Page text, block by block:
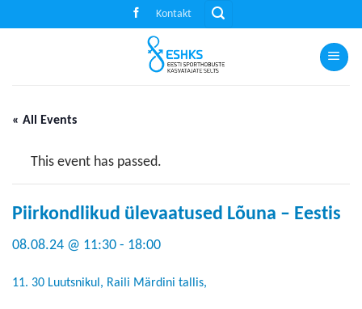
to
Kontakt
« All Events
This event has passed.
Piirkondlikud ülevaatused Lõuna – Eestis
08.08.24 @ 11:30 - 18:00
11. 30 Luutsnikul, Raili Märdini tallis,